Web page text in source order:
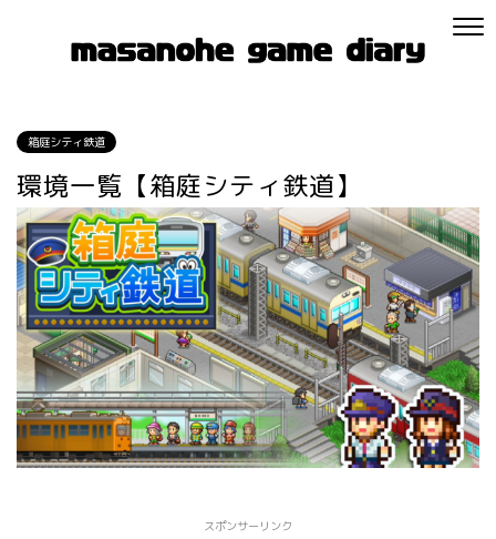
箱庭シティ鉄道
環境一覧【箱庭シティ鉄道】
スポンサーリンク